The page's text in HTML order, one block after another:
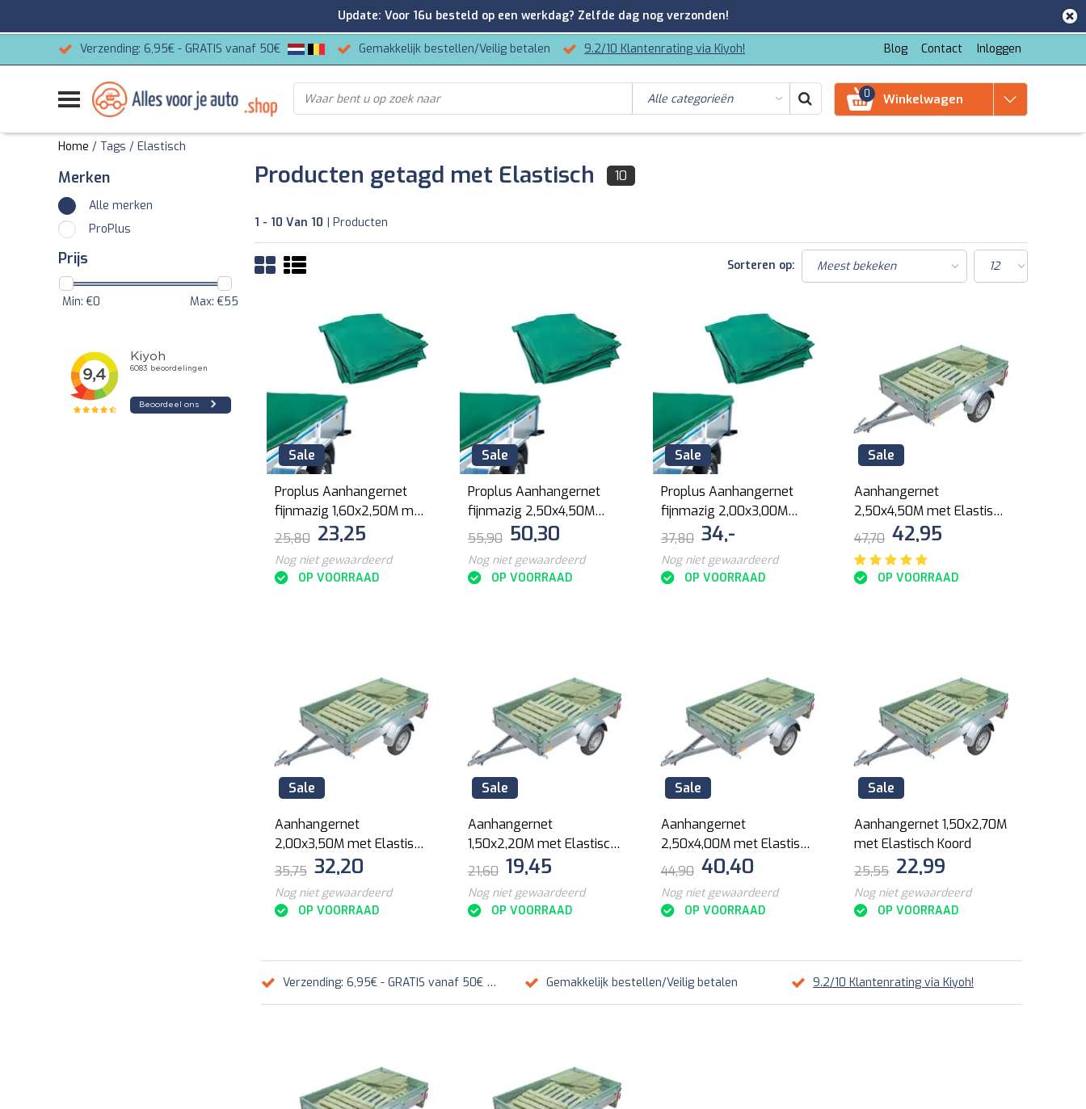
Verzending: 6,95€ - GRATIS vanaf 50€ Gemakkelijk bestellen/Veilig betalen 9.2/10 Klantenrating via Kiyoh! Blog Contact Inloggen
0 Winkelwagen
Home / Tags / Elastisch
Merken
Alle merken
ProPlus
Prijs
Min: €0 Max: €55
Producten getagd met Elastisch 10
1 - 10 Van 10 | Producten
Sorteren op:
Sale
Proplus Aanhangernet
fijnmazig 1,60x2,50M met
elastisch koord
25,80 23,25
Nog niet gewaardeerd
OP VOORRAAD
Sale
Proplus Aanhangernet
fijnmazig 2,50x4,50M
met elastisch koord
55,90 50,30
Nog niet gewaardeerd
OP VOORRAAD
Sale
Proplus Aanhangernet
fijnmazig 2,00x3,00M
met elastisch koord
37,80 34,-
Nog niet gewaardeerd
OP VOORRAAD
Sale
Aanhangernet
2,50x4,50M met Elastisch
Koord
47,70 42,95
OP VOORRAAD
Sale
Aanhangernet
2,00x3,50M met Elastisch
Koord
35,75 32,20
Nog niet gewaardeerd
OP VOORRAAD
Sale
Aanhangernet
1,50x2,20M met Elastisch
Koord
21,60 19,45
Nog niet gewaardeerd
OP VOORRAAD
Sale
Aanhangernet
2,50x4,00M met Elastisch
Koord
44,90 40,40
Nog niet gewaardeerd
OP VOORRAAD
Sale
Aanhangernet 1,50x2,70M
met Elastisch Koord
25,55 22,99
Nog niet gewaardeerd
OP VOORRAAD
Verzending: 6,95€ - GRATIS vanaf 50€ Gemakkelijk bestellen/Veilig betalen 9.2/10 Klantenrating via Kiyoh!
Update: Voor 16u besteld op een werkdag? Zelfde dag nog verzonden!